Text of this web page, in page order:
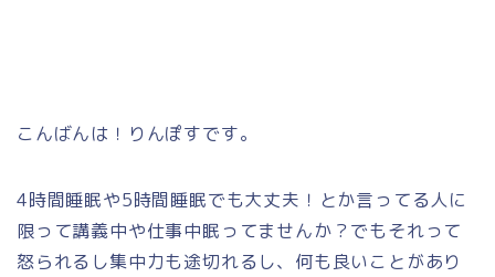
こんばんは！りんぽすです。
4時間睡眠や5時間睡眠でも大丈夫！とか言ってる人に
限って講義中や仕事中眠ってませんか？でもそれって
怒られるし集中力も途切れるし、何も良いことがあり